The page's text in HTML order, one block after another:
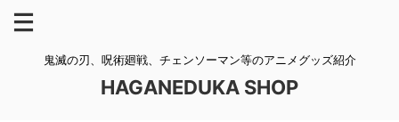
鬼滅の刃、呪術廻戦、チェンソーマン等のアニメグッズ紹介
HAGANEDUKA SHOP